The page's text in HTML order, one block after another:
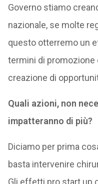
Governo stiamo
nazionale, se molte
questo otterremo un
termini di promozione
creazione di
Quali azioni, non
impatteranno di più?
Diciamo per prima
basta intervenire
Gli effetti pro start up